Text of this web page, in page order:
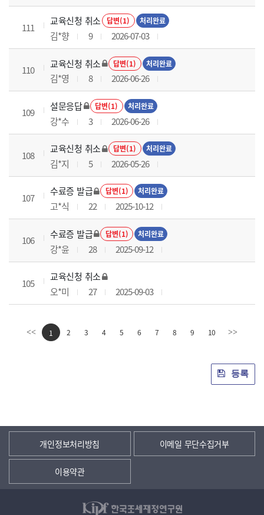
111
교육신청 취소 답변(1) 처리완료
김*향 9 2026-07-03
110
교육신청 취소 답변(1) 처리완료
김*영 8 2026-06-26
109
설문응답 답변(1) 처리완료
강*수 3 2026-06-26
108
교육신청 취소 답변(1) 처리완료
김*지 5 2026-05-26
107
수료증 발급 답변(1) 처리완료
고*식 22 2025-10-12
106
수료증 발급 답변(1) 처리완료
강*윤 28 2025-09-12
105
교육신청 취소
오*미
27 2025-09-03
<< 1 2 3 4 5 6 7 8 9 10 >>
등록
개인정보처리방침 이메일 무단수집거부
이용약관